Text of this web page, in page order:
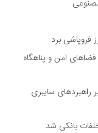
برد
امن و پناهگاه
سایبری
بانکی شد